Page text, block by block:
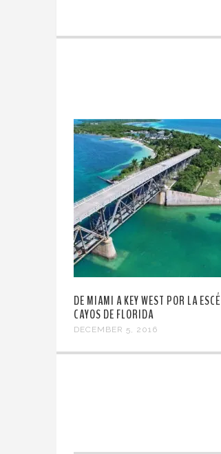
DE MIAMI A KEY WEST POR LA
CAYOS DE FLORIDA
DECEMBER 5, 2016